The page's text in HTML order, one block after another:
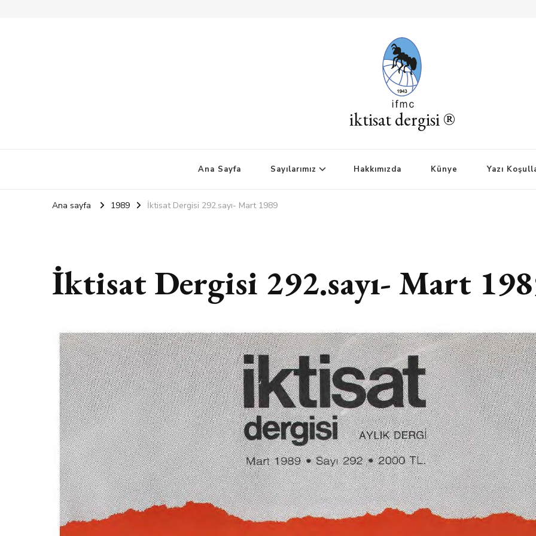
iktisat dergisi ®
Ana Sayfa Sayılarımız Hakkımızda Künye Yazı
Ana sayfa 1989 İktisat Dergisi 292.sayı- Mart 1989
İktisat Dergisi 292.sayı- Mart